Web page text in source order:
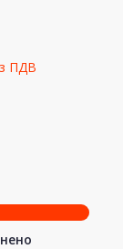
з ПДВ